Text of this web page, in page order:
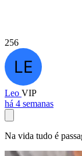
256
Leo VIP
há 4 semanas
Na vida tudo é